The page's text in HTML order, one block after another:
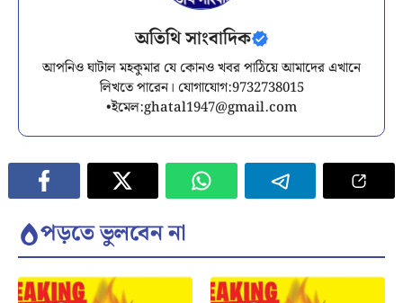
অতিথি সাংবাদিক
আপনিও ঘাটাল মহকুমার যে কোনও খবর পাঠিয়ে আমাদের এখানে
লিখতে পারেন। যোগাযোগ:9732738015
•ইমেল:ghatal1947@gmail.com
পড়তে ভুলবেন না